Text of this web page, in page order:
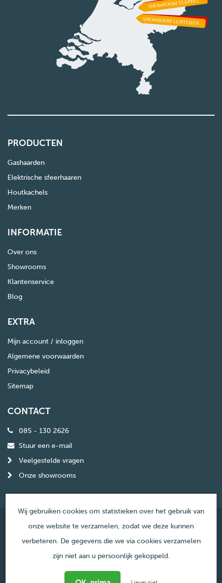
PRODUCTEN
Gashaarden
Elektrische sfeerhaaren
Houtkachels
Merken
INFORMATIE
Over ons
Showrooms
Klantenservice
Blog
EXTRA
Mijn account / inloggen
Algemene voorwaarden
Privacybeleid
Sitemap
CONTACT
085 - 130 2626
Stuur een e-mail
Veelgestelde vragen
Onze showrooms
© Copyright Haardencentrum Nederland
Wij gebruiken cookies om statistieken over het gebruik van
onze website te verzamelen, zodat we deze kunnen
verbeteren. De gegevens die we via cookies verzamelen
zijn niet aan u persoonlijk gekoppeld.